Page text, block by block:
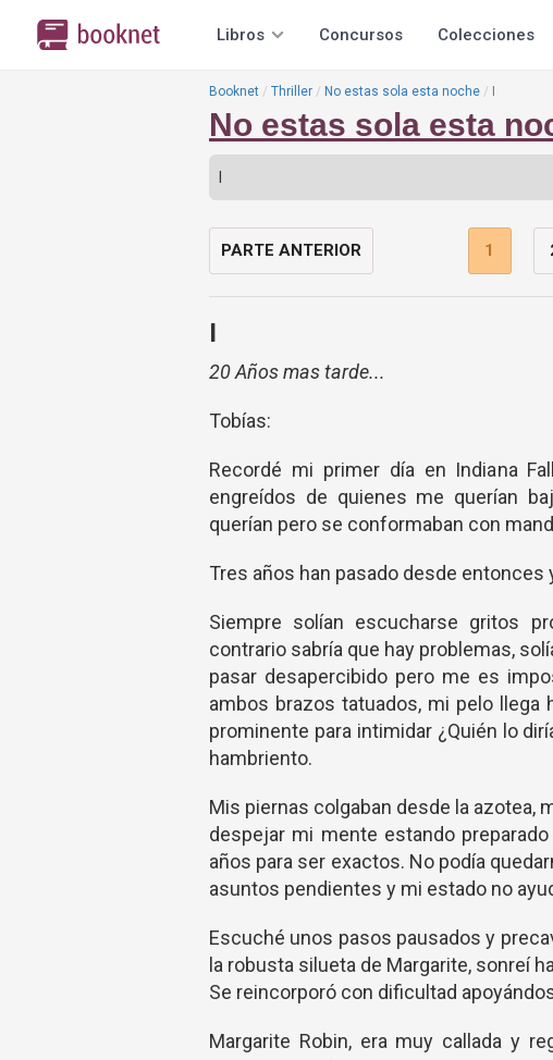
Libros Concursos Colecciones
Booknet Thriller No estas sola esta noche
No estas sola esta
PARTE ANTERIOR 1
I
20 Años mas tarde...
Tobías:
Recordé mi primer día en Indiana
engreídos de quienes me querían
querían pero se conformaban con
Tres años han pasado desde
Siempre solían escucharse gritos
contrario sabría que hay problemas,
pasar desapercibido pero me es
ambos brazos tatuados, mi pelo
prominente para intimidar ¿Quién lo
hambriento.
Mis piernas colgaban desde la azotea,
despejar mi mente estando
años para ser exactos. No podía
asuntos pendientes y mi estado no
Escuché unos pasos pausados y
la robusta silueta de Margarite, sonreí
Se reincorporó con dificultad
Margarite Robin, era muy callada y